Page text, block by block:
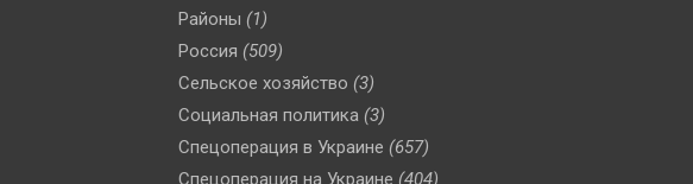
Районы (1)
Россия (509)
Сельское хозяйство (3)
Социальная политика (3)
Спецоперация в Украине (657)